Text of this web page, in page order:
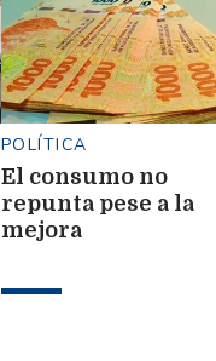
POLÍTICA
El consumo no
repunta pese a la
mejora